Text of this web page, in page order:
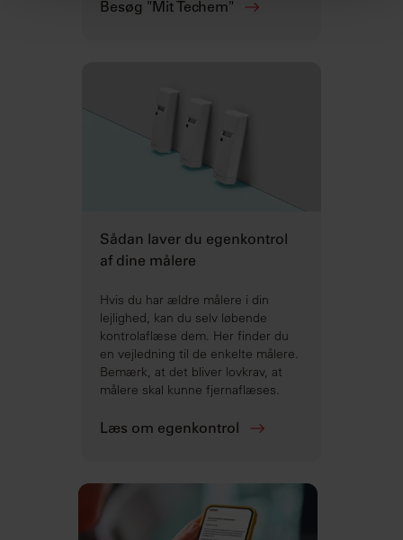
indsamlet fra din brug af deres tjenester.
Besøg "Mit Techem"
Sådan laver du egenkontrol
af dine målere
Hvis du har ældre målere i din
lejlighed, kan du selv løbende
kontrolaflæse dem. Her finder du
en vejledning til de enkelte målere.
Bemærk, at det bliver lovkrav, at
målere skal kunne fjernaflæses.
Læs om egenkontrol